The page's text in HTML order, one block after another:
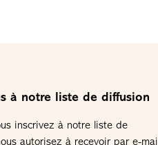
à notre liste de diffusion
inscrivez à notre liste de
autorisez à recevoir par e-mail